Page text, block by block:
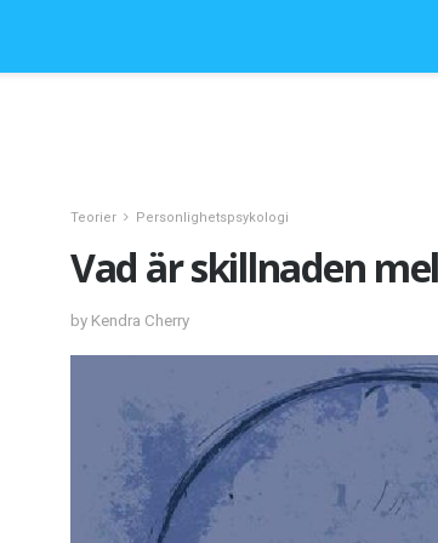
Teorier Personlighetspsykologi
Vad är skillnaden
by Kendra Cherry